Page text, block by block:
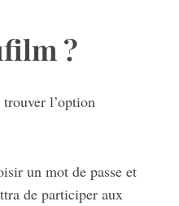
?
l’option
un mot de passe et
de participer aux